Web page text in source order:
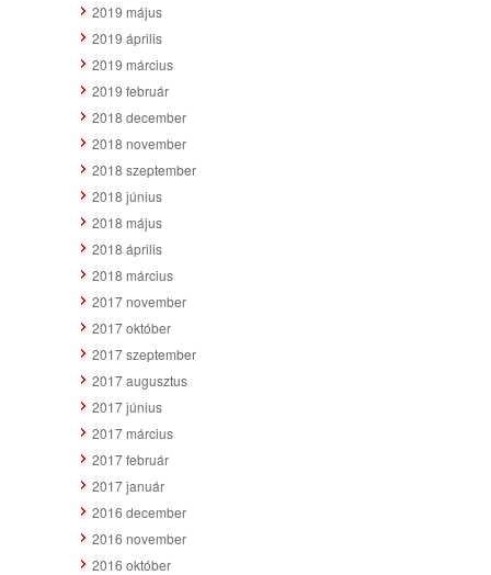
2019 május
2019 április
2019 március
2019 február
2018 december
2018 november
2018 szeptember
2018 június
2018 május
2018 április
2018 március
2017 november
2017 október
2017 szeptember
2017 augusztus
2017 június
2017 március
2017 február
2017 január
2016 december
2016 november
2016 október